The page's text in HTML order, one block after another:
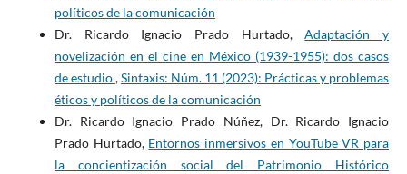
Taylor, C. R. (2020). Advertising and COVID-19. International
Journal of Advertising, 39(5), 587-589.
https://doi.org/10.1080/02650487.2020.1774131
Tulchinskii, G. L. (2020). The dynamics of public discourse during
the coronavirus pandemic: a request for responsibility. Russian
Journal of Communication, 12(3), 193-214.
https://doi.org/10.1080/19409419.2020.1838875
políticos de la comunicación
Dr. Ricardo Ignacio Prado Hurtado,Adaptación y
novelización en el cine en México (1939-1955): dos casos
de estudio,Sintaxis: Núm. 11 (2023): Prácticas y problemas
éticos y políticos de la comunicación
Dr. Ricardo Ignacio Prado Núñez, Dr. Ricardo Ignacio
Prado Hurtado, Entornos inmersivos en YouTube VR para
la concientización social del Patrimonio Histórico